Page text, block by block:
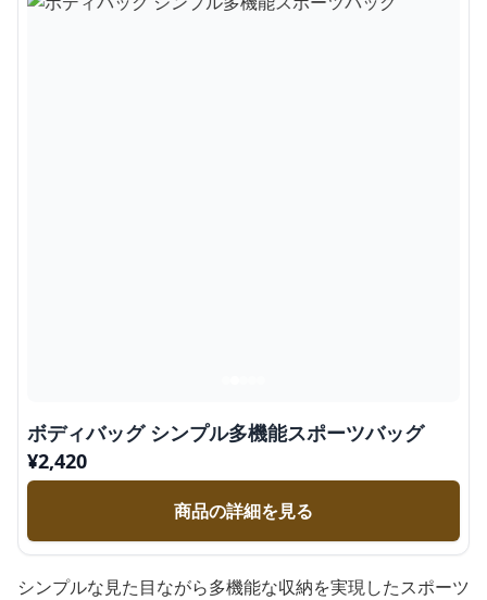
ボディバッグ シンプル多機能スポーツバッグ
¥2,420
商品の詳細を見る
シンプルな見た目ながら多機能な収納を実現したスポーツ